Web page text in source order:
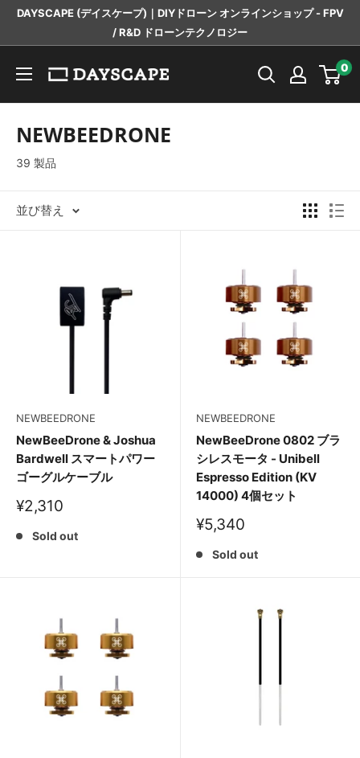
ツ
DAYSCAPE (デイスケープ)｜DIYドローン オンラインショップ - FPV
/ R&D ドローンテクノロジー
DAYSCAPE 0
NEWBEEDRONE
39 製品
並び替え
NEWBEEDRONE
NewBeeDrone & Joshua
Bardwell スマートパワー
ゴーグルケーブル
販
価
¥2,310
Sold out
NEWBEEDRONE
NewBeeDrone 0802 ブラ
シレスモータ - Unibell
Espresso Edition (KV
14000) 4個セット
販
価
¥5,340
Sold out